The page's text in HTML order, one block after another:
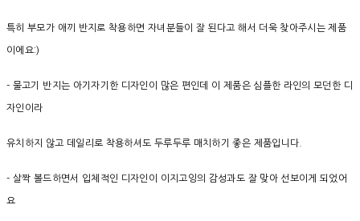
특히 부모가 애끼 반지로 착용하면 자녀분들이 잘 된다고 해서 더욱 찾아주시는 제품
이에요:)
- 물고기 반지는 아기자기한 디자인이 많은 편인데 이 제품은 심플한 라인의 모던한 디
자인이라
유치하지 않고 데일리로 착용하셔도 두루두루 매치하기 좋은 제품입니다.
- 살짝 볼드하면서 입체적인 디자인이 이지고잉의 감성과도 잘 맞아 선보이게 되었어
요